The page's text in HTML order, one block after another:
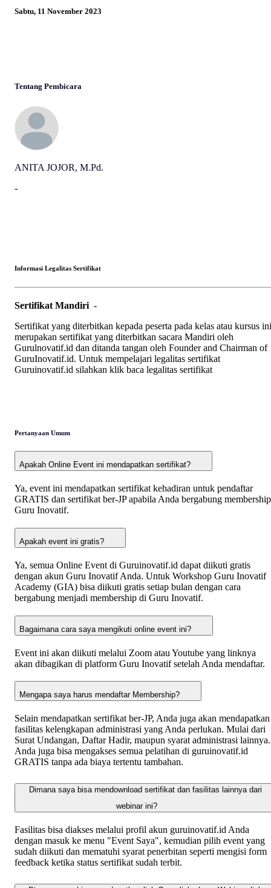
Sabtu, 11 November 2023
Tentang Pembicara
ANITA JOJOR, M.Pd.
-
Informasi Legalitas Sertifikat
Sertifikat Mandiri -
Sertifikat yang diterbitkan kepada peserta pada kelas atau kursus ini
merupakan sertifikat yang diterbitkan sacara Mandiri oleh
Gurulnovatif.id dan ditanda tangan oleh Founder and Chairman of
GuruInovatif.id. Untuk mempelajari legalitas sertifikat
Guruinovatif.id silahkan klik baca legalitas sertifikat
Pertanyaan Umum
Apakah Online Event ini mendapatkan sertifikat?
Ya, event ini mendapatkan sertifikat kehadiran untuk pendaftar
GRATIS dan sertifikat ber-JP apabila Anda bergabung membership
Guru Inovatif.
Apakah event ini gratis?
Ya, semua Online Event di Guruinovatif.id dapat diikuti gratis
dengan akun Guru Inovatif Anda. Untuk Workshop Guru Inovatif
Academy (GIA) bisa diikuti gratis setiap bulan dengan cara
bergabung menjadi membership di Guru Inovatif.
Bagaimana cara saya mengikuti online event ini?
Event ini akan diikuti melalui Zoom atau Youtube yang linknya
akan dibagikan di platform Guru Inovatif setelah Anda mendaftar.
Mengapa saya harus mendaftar Membership?
Selain mendapatkan sertifikat ber-JP, Anda juga akan mendapatkan
fasilitas kelengkapan administrasi yang Anda perlukan. Mulai dari
Surat Undangan, Daftar Hadir, maupun syarat administrasi lainnya.
Anda juga bisa mengakses semua pelatihan di guruinovatif.id
GRATIS tanpa ada biaya tertentu tambahan.
Dimana saya bisa mendownload sertifikat dan fasilitas lainnya dari
webinar ini?
Fasilitas bisa diakses melalui profil akun guruinovatif.id Anda
dengan masuk ke menu "Event Saya", kemudian pilih event yang
sudah diikuti dan mematuhi syarat penerbitan seperti mengisi form
feedback ketika status sertifikat sudah terbit.